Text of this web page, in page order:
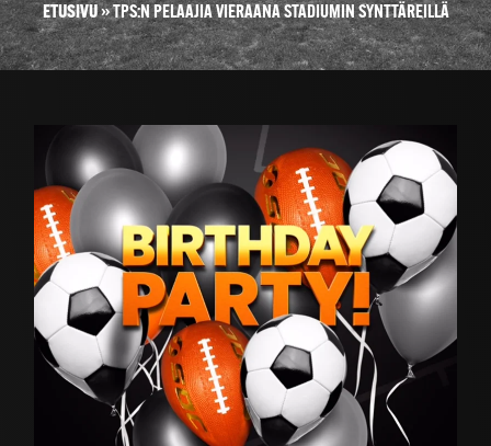
ETUSIVU»TPS:N PELAAJIA VIERAANA STADIUMIN SYNTTÄREILLÄ